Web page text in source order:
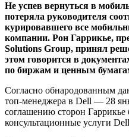
Не успев вернуться в
потеряла руководителя
курировавшего все
компании. Рон Гаррикье,
Solutions Group, принял
этом говорится в
по биржам и ценным
Согласно обнародованным
топ-менеджера в Dell — 28
соглашению сторон Гаррикье
консультационные услуги